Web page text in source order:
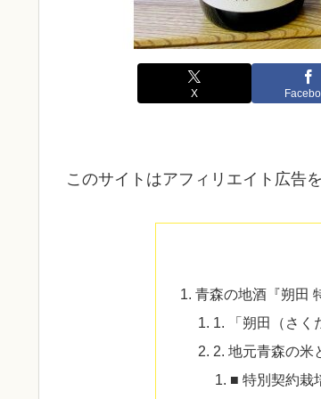
X
このサイトはアフィリエイト広告
青森の地酒『朔田
1. 「朔田（さく
2. 地元青森の米
■ 特別契約栽